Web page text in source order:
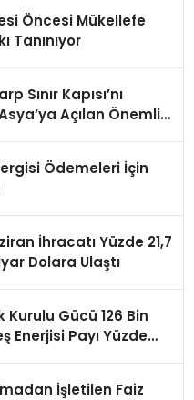
Öncesi Mükellefe
Tanınıyor
Sınır Kapısı’nı
Açılan Önemli
Ödemeleri İçin
İhracatı Yüzde 21,7
Dolara Ulaştı
Kurulu Gücü 126 Bin
Enerjisi Payı Yüzde
İşletilen Faiz